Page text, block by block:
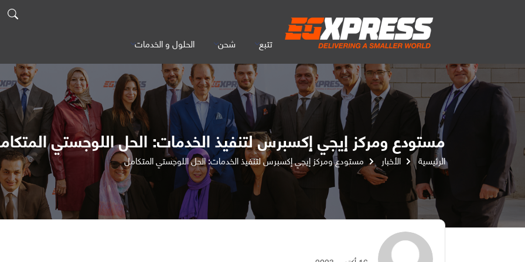
تتبع
شحن الحلول و الخدمات
مستودع ومركز إيجي إكسبرس لتنفيذ الخدمات: الحل اللوجستي
الرئيسية الأخبار مستودع ومركز إيجي إكسبرس لتنفيذ الخدمات: الحل اللوجستي المتكامل